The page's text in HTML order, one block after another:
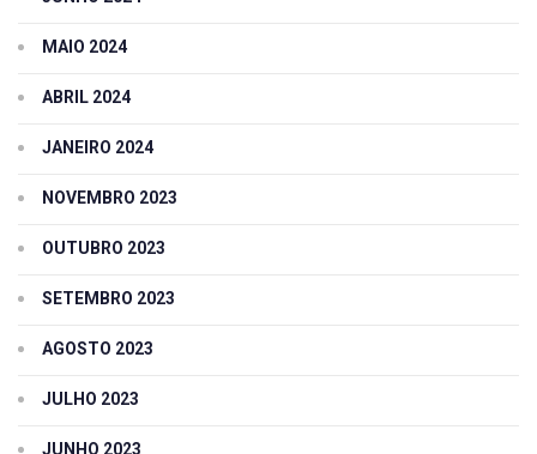
MAIO 2024
ABRIL 2024
JANEIRO 2024
NOVEMBRO 2023
OUTUBRO 2023
SETEMBRO 2023
AGOSTO 2023
JULHO 2023
JUNHO 2023